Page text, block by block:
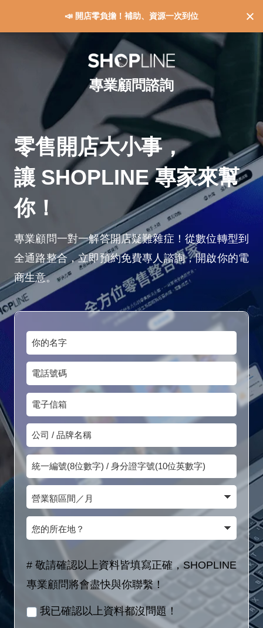
📣 開店零負擔！補助、資源一次到位
專業顧問諮詢
零售開店大小事，
讓 SHOPLINE 專家來幫
你！
專業顧問一對一解答開店疑難雜症！從數位轉型到
全通路整合，立即預約免費專人諮詢，開啟你的電
商生意。
你
的
名
字
電
話
號
碼
電
子
信
箱
公
司
/
品
牌
名
統
一
編
號
(8
/
營
業
額
間
／
月
您
的
所
在
# 敬請確認以上資料皆填寫正確，SHOPLINE
專業顧問將會盡快與你聯繫！
我已確認以上資料都沒問題！